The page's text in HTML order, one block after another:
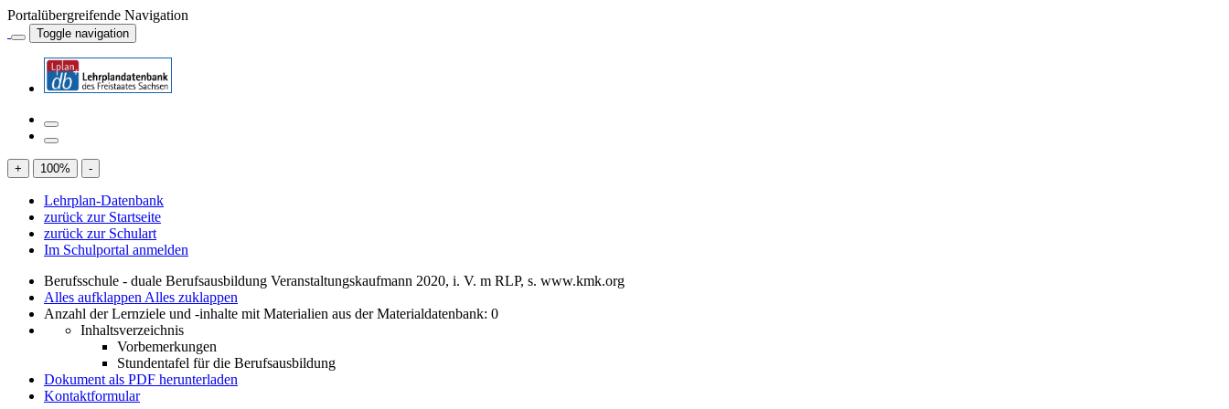
Portalübergreifende Navigation
Toggle navigation
+ 100% -
Lehrplan-Datenbank
zurück zur Startseite
zurück zur Schulart
Im Schulportal anmelden
Berufsschule - duale Berufsausbildung Veranstaltungskaufmann 2020, i. V. m RLP, s. www.kmk.org
Alles aufklappen Alles zuklappen
Anzahl der Lernziele und -inhalte mit Materialien aus der Materialdatenbank: 0
Inhaltsverzeichnis
Vorbemerkungen
Stundentafel für die Berufsausbildung
Dokument als PDF herunterladen
Kontaktformular